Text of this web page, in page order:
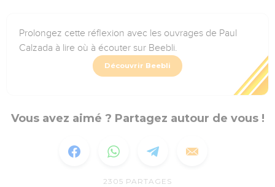
Prolongez cette réflexion avec les ouvrages de Paul
Calzada à lire où à écouter sur Beebli.
Découvrir Beebli
Vous avez aimé ? Partagez autour de vous !
2305 PARTAGES